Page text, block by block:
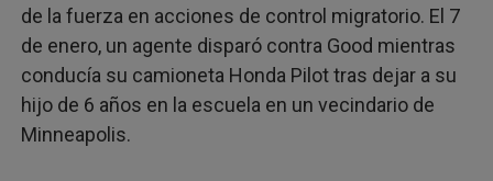
de la fuerza en acciones de control migratorio. El 7
de enero, un agente disparó contra Good mientras
conducía su camioneta Honda Pilot tras dejar a su
hijo de 6 años en la escuela en un vecindario de
Minneapolis.